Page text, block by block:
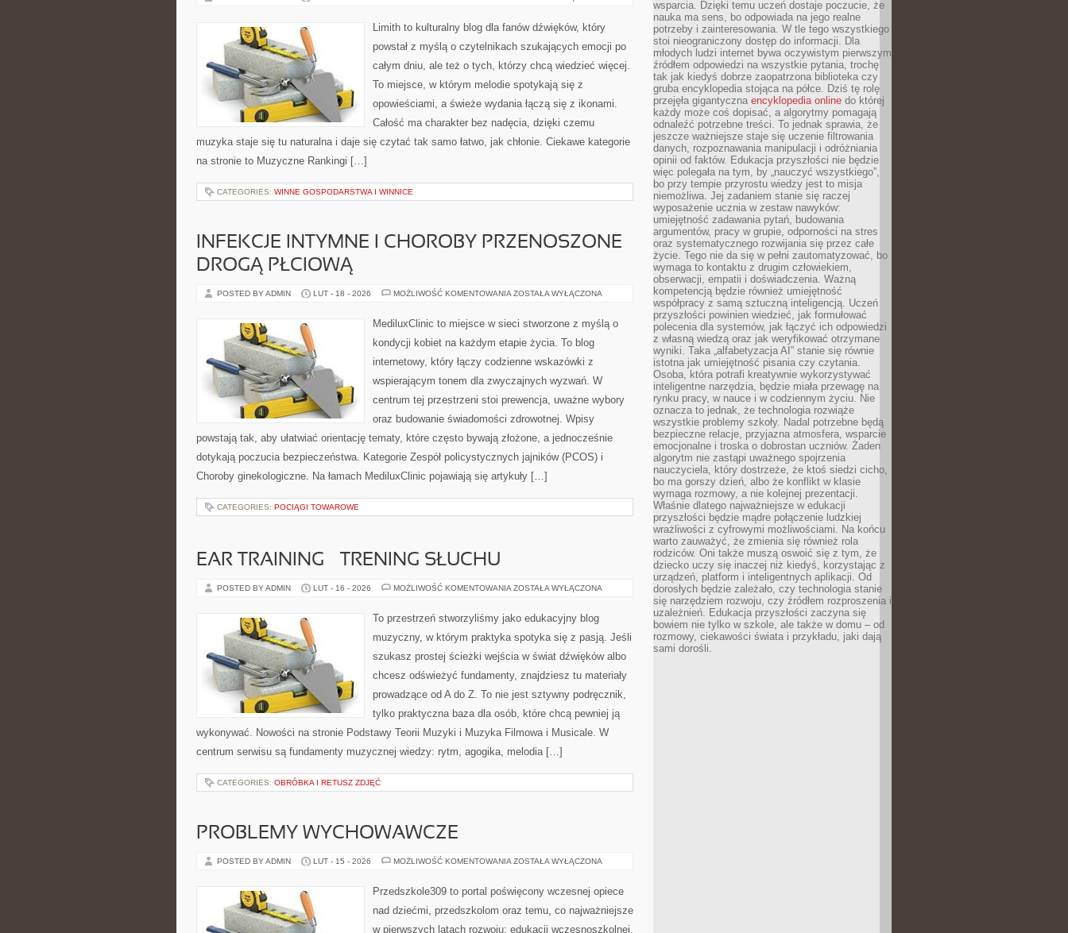
NISZOWA
Limith to kulturalny blog dla fanów dźwięków, który
powstał z myślą o czytelnikach szukających emocji po
całym dniu, ale też o tych, którzy chcą wiedzieć więcej.
To miejsce, w którym melodie spotykają się z
opowieściami, a świeże wydania łączą się z ikonami.
Całość ma charakter bez nadęcia, dzięki czemu
muzyka staje się tu naturalna i daje się czytać tak samo łatwo, jak chłonie. Ciekawe kategorie
na stronie to Muzyczne Rankingi […]
CATEGORIES: WINNE GOSPODARSTWA I WINNICE
INFEKCJE INTYMNE I CHOROBY PRZENOSZONE
DROGĄ PŁCIOWĄ
POSTED BY ADMIN LUT - 18 - 2026 MOŻLIWOŚĆ KOMENTOWANIA INFEKCJE
CHOROBY
PRZENOSZONE
PŁCIOWĄ
ZOSTAŁA WYŁĄCZONA
MediluxClinic to miejsce w sieci stworzone z myślą o
kondycji kobiet na każdym etapie życia. To blog
internetowy, który łączy codzienne wskazówki z
wspierającym tonem dla zwyczajnych wyzwań. W
centrum tej przestrzeni stoi prewencja, uważne wybory
oraz budowanie świadomości zdrowotnej. Wpisy
powstają tak, aby ułatwiać orientację tematy, które często bywają złożone, a jednocześnie
dotykają poczucia bezpieczeństwa. Kategorie Zespół policystycznych jajników (PCOS) i
Choroby ginekologiczne. Na łamach MediluxClinic pojawiają się artykuły […]
CATEGORIES: POCIĄGI TOWAROWE
EAR TRAINING – TRENING SŁUCHU
POSTED BY ADMIN LUT - 16 - 2026 MOŻLIWOŚĆ KOMENTOWANIA EAR
TRENING
SŁUCHU
ZOSTAŁA WYŁĄCZONA
To przestrzeń stworzyliśmy jako edukacyjny blog
muzyczny, w którym praktyka spotyka się z pasją. Jeśli
szukasz prostej ścieżki wejścia w świat dźwięków albo
chcesz odświeżyć fundamenty, znajdziesz tu materiały
prowadzące od A do Z. To nie jest sztywny podręcznik,
tylko praktyczna baza dla osób, które chcą pewniej ją
wykonywać. Nowości na stronie Podstawy Teorii Muzyki i Muzyka Filmowa i Musicale. W
centrum serwisu są fundamenty muzycznej wiedzy: rytm, agogika, melodia […]
CATEGORIES: OBRÓBKA I RETUSZ ZDJĘĆ
PROBLEMY WYCHOWAWCZE
POSTED BY ADMIN LUT - 15 - 2026 MOŻLIWOŚĆ KOMENTOWANIA PROBLEMY
ZOSTAŁA WYŁĄCZONA
Przedszkole309 to portal poświęcony wczesnej opiece
nad dziećmi, przedszkolom oraz temu, co najważniejsze
w pierwszych latach rozwoju: edukacji wczesnoszkolnej.
wsparcia. Dzięki temu uczeń dostaje poczucie, że
nauka ma sens, bo odpowiada na jego realne
potrzeby i zainteresowania. W tle tego wszystkiego
stoi nieograniczony dostęp do informacji. Dla
młodych ludzi internet bywa oczywistym pierwszym
źródłem odpowiedzi na wszystkie pytania, trochę
tak jak kiedyś dobrze zaopatrzona biblioteka czy
gruba encyklopedia stojąca na półce. Dziś tę rolę
przejęła gigantyczna encyklopedia online do której
każdy może coś dopisać, a algorytmy pomagają
odnaleźć potrzebne treści. To jednak sprawia, że
jeszcze ważniejsze staje się uczenie filtrowania
danych, rozpoznawania manipulacji i odróżniania
opinii od faktów. Edukacja przyszłości nie będzie
więc polegała na tym, by „nauczyć wszystkiego”,
bo przy tempie przyrostu wiedzy jest to misja
niemożliwa. Jej zadaniem stanie się raczej
wyposażenie ucznia w zestaw nawyków:
umiejętność zadawania pytań, budowania
argumentów, pracy w grupie, odporności na stres
oraz systematycznego rozwijania się przez całe
życie. Tego nie da się w pełni zautomatyzować, bo
wymaga to kontaktu z drugim człowiekiem,
obserwacji, empatii i doświadczenia. Ważną
kompetencją będzie również umiejętność
współpracy z samą sztuczną inteligencją. Uczeń
przyszłości powinien wiedzieć, jak formułować
polecenia dla systemów, jak łączyć ich odpowiedzi
z własną wiedzą oraz jak weryfikować otrzymane
wyniki. Taka „alfabetyzacja AI” stanie się równie
istotna jak umiejętność pisania czy czytania.
Osoba, która potrafi kreatywnie wykorzystywać
inteligentne narzędzia, będzie miała przewagę na
rynku pracy, w nauce i w codziennym życiu. Nie
oznacza to jednak, że technologia rozwiąże
wszystkie problemy szkoły. Nadal potrzebne będą
bezpieczne relacje, przyjazna atmosfera, wsparcie
emocjonalne i troska o dobrostan uczniów. Żaden
algorytm nie zastąpi uważnego spojrzenia
nauczyciela, który dostrzeże, że ktoś siedzi cicho,
bo ma gorszy dzień, albo że konflikt w klasie
wymaga rozmowy, a nie kolejnej prezentacji.
Właśnie dlatego najważniejsze w edukacji
przyszłości będzie mądre połączenie ludzkiej
wrażliwości z cyfrowymi możliwościami. Na końcu
warto zauważyć, że zmienia się również rola
rodziców. Oni także muszą oswoić się z tym, że
dziecko uczy się inaczej niż kiedyś, korzystając z
urządzeń, platform i inteligentnych aplikacji. Od
dorosłych będzie zależało, czy technologia stanie
się narzędziem rozwoju, czy źródłem rozproszenia i
uzależnień. Edukacja przyszłości zaczyna się
bowiem nie tylko w szkole, ale także w domu – od
rozmowy, ciekawości świata i przykładu, jaki dają
sami dorośli.